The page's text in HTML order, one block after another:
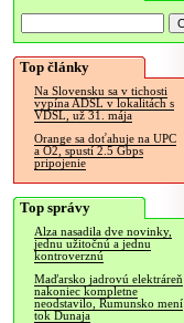
Top články
Na Slovensku sa v tichosti
vypína ADSL v lokalitách s
VDSL, už 31. mája
Orange sa doťahuje na UPC
a O2, spustí 2.5 Gbps
pripojenie
Top správy
Alza nasadila dve novinky,
jednu užitočnú a jednu
kontroverznú
Maďarsko jadrovú elektráreň
nakoniec kompletne
neodstavilo, Rumunsko mení
tok Dunaja